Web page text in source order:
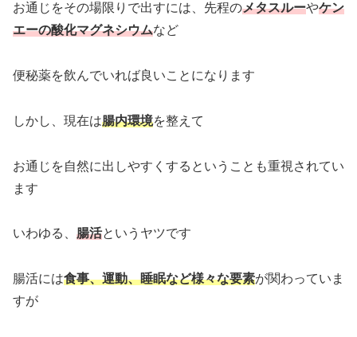
お通じをその場限りで出すには、先程のメタスルーやケン
エーの酸化マグネシウムなど
便秘薬を飲んでいれば良いことになります
しかし、現在は腸内環境を整えて
お通じを自然に出しやすくするということも重視されてい
ます
いわゆる、 腸活というヤツです
腸活には食事、運動、睡眠など様々な要素が関わっていま
すが